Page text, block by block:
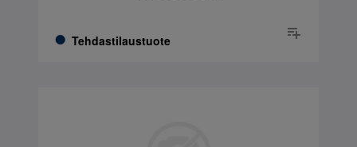
Tehdastilaustuote